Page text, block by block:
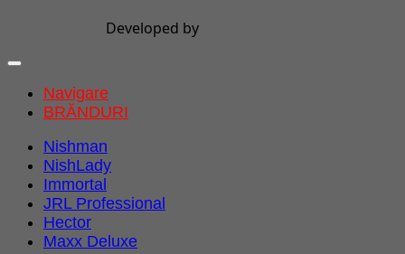
Developed by
Navigare
BRĂNDURI
Nishman
NishLady
Immortal
JRL Professional
Hector
Maxx Deluxe